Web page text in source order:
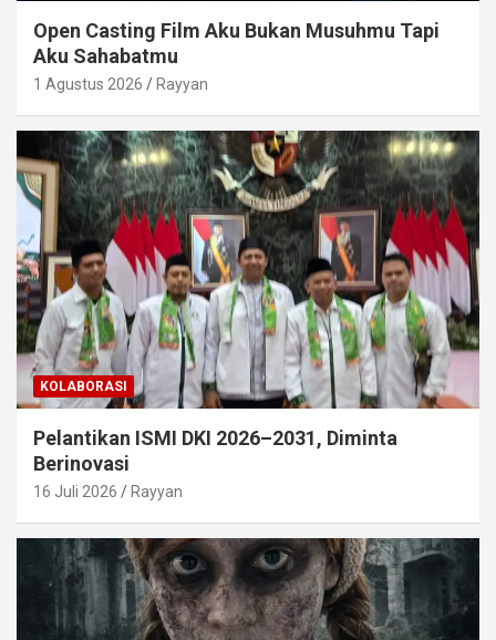
Open Casting Film Aku Bukan Musuhmu Tapi
Aku Sahabatmu
1 Agustus 2026 Rayyan
KOLABORASI
Pelantikan ISMI DKI 2026–2031, Diminta
Berinovasi
16 Juli 2026 Rayyan